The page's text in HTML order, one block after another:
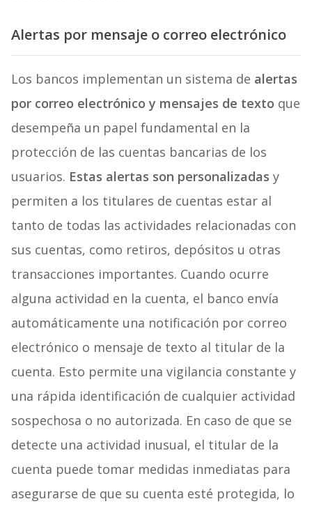
Alertas por mensaje o correo electrónico
Los bancos implementan un sistema de alertas
por correo electrónico y mensajes de texto que
desempeña un papel fundamental en la
protección de las cuentas bancarias de los
usuarios. Estas alertas son personalizadas y
permiten a los titulares de cuentas estar al
tanto de todas las actividades relacionadas con
sus cuentas, como retiros, depósitos u otras
transacciones importantes. Cuando ocurre
alguna actividad en la cuenta, el banco envía
automáticamente una notificación por correo
electrónico o mensaje de texto al titular de la
cuenta. Esto permite una vigilancia constante y
una rápida identificación de cualquier actividad
sospechosa o no autorizada. En caso de que se
detecte una actividad inusual, el titular de la
cuenta puede tomar medidas inmediatas para
asegurarse de que su cuenta esté protegida, lo